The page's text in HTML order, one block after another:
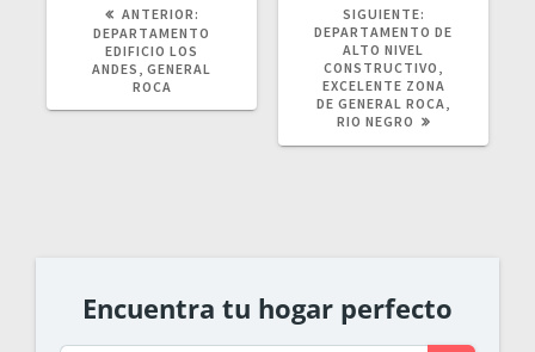
ANTERIOR:
ANTERIOR:
DEPARTAMENTO
EDIFICIO LOS
ANDES, GENERAL
ROCA
SIGUIENTE:
POST:
DEPARTAMENTO DE
ALTO NIVEL
CONSTRUCTIVO,
EXCELENTE ZONA
DE GENERAL ROCA,
RIO NEGRO
Encuentra tu hogar perfecto